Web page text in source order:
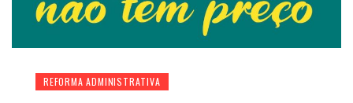
REFORMA ADMINISTRATIVA